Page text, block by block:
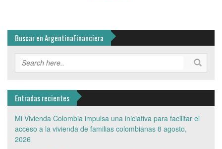
Buscar en ArgentinaFinanciera
Entradas recientes
Mi Vivienda Colombia impulsa una iniciativa para facilitar el
acceso a la vivienda de familias colombianas 8 agosto,
2026